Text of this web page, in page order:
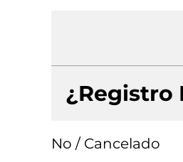
¿Registro
No / Cancelado